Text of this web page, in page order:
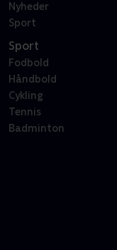
Nyheder
Sport
Sport
Fodbold
Håndbold
Cykling
Tennis
Badminton